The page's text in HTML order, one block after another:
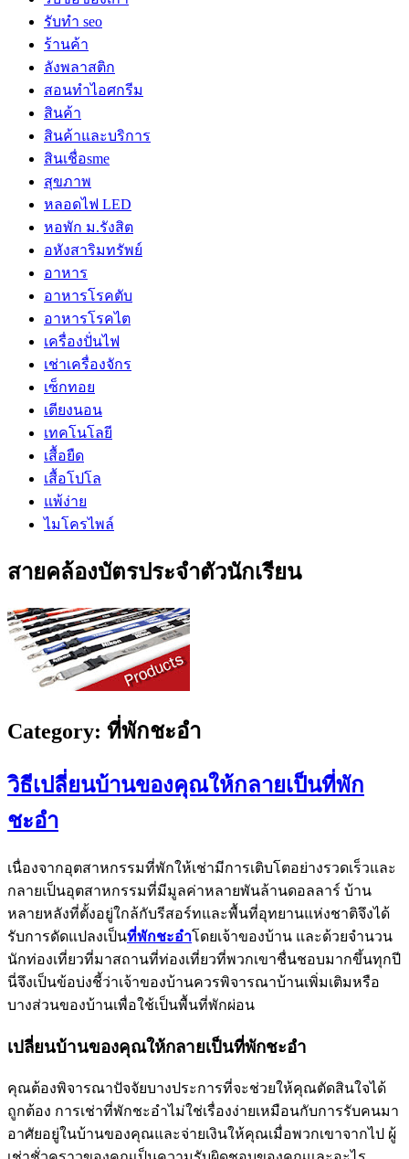
รับทำ seo
ร้านค้า
ลังพลาสติก
สอนทำไอศกรีม
สินค้า
สินค้าและบริการ
สินเชื่อsme
สุขภาพ
หลอดไฟ LED
หอพัก ม.รังสิต
อหังสาริมทรัพย์
อาหาร
อาหารโรคตับ
อาหารโรคไต
เครื่องปั่นไฟ
เช่าเครื่องจักร
เซ็กทอย
เตียงนอน
เทคโนโลยี
เสื้อยืด
เสื้อโปโล
แพ้ง่าย
ไมโครไพล์
สายคล้องบัตรประจำตัวนักเรียน
Category: ที่พักชะอำ
วิธีเปลี่ยนบ้านของคุณให้กลายเป็นที่พัก
ชะอำ
เนื่องจากอุตสาหกรรมที่พักให้เช่ามีการเติบโตอย่างรวดเร็วและ
กลายเป็นอุตสาหกรรมที่มีมูลค่าหลายพันล้านดอลลาร์ บ้าน
หลายหลังที่ตั้งอยู่ใกล้กับรีสอร์ทและพื้นที่อุทยานแห่งชาติจึงได้
รับการดัดแปลงเป็นที่พักชะอำโดยเจ้าของบ้าน และด้วยจำนวน
นักท่องเที่ยวที่มาสถานที่ท่องเที่ยวที่พวกเขาชื่นชอบมากขึ้นทุกปี
นี่จึงเป็นข้อบ่งชี้ว่าเจ้าของบ้านควรพิจารณาบ้านเพิ่มเติมหรือ
บางส่วนของบ้านเพื่อใช้เป็นพื้นที่พักผ่อน
เปลี่ยนบ้านของคุณให้กลายเป็นที่พักชะอำ
คุณต้องพิจารณาปัจจัยบางประการที่จะช่วยให้คุณตัดสินใจได้
ถูกต้อง การเช่าที่พักชะอำไม่ใช่เรื่องง่ายเหมือนกับการรับคนมา
อาศัยอยู่ในบ้านของคุณและจ่ายเงินให้คุณเมื่อพวกเขาจากไป ผู้